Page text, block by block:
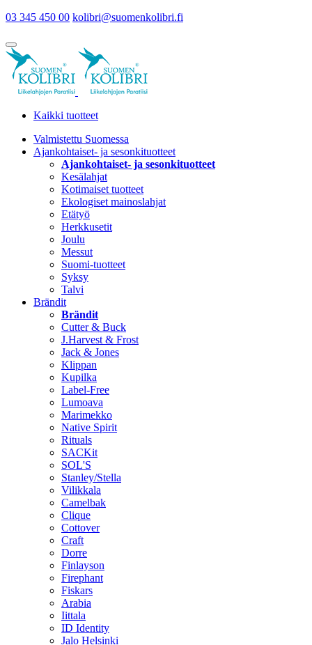
03 345 450 00 kolibri@suomenkolibri.fi
Kaikki tuotteet
Valmistettu Suomessa
Ajankohtaiset- ja sesonkituotteet
Ajankohtaiset- ja sesonkituotteet
Kesälahjat
Kotimaiset tuotteet
Ekologiset mainoslahjat
Etätyö
Herkkusetit
Joulu
Messut
Suomi-tuotteet
Syksy
Talvi
Brändit
Brändit
Cutter & Buck
J.Harvest & Frost
Jack & Jones
Klippan
Kupilka
Label-Free
Lumoava
Marimekko
Native Spirit
Rituals
SACKit
SOL'S
Stanley/Stella
Vilikkala
Camelbak
Clique
Cottover
Craft
Dorre
Finlayson
Firephant
Fiskars
Arabia
Iittala
ID Identity
Jalo Helsinki